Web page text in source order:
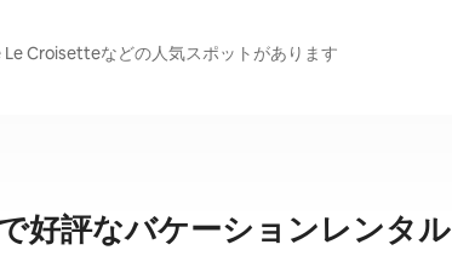
Croisetteなどの人気スポットがあります
好評なバケーションレンタル